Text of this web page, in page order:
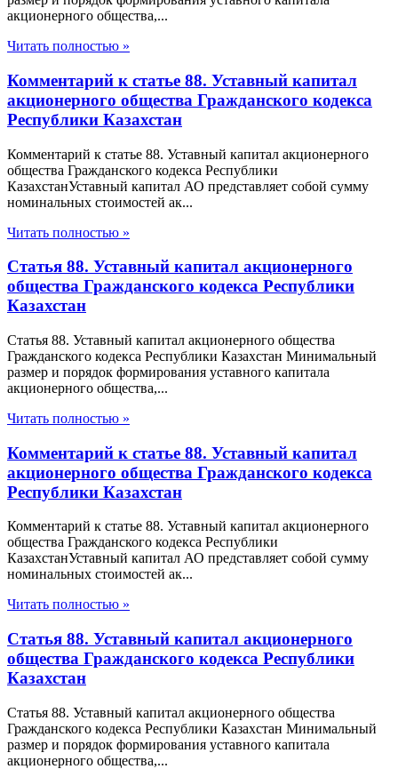
акционерного общества,...
Читать полностью »
Комментарий к статье 88. Уставный капитал
акционерного общества Гражданского кодекса
Республики Казахстан
Комментарий к статье 88. Уставный капитал акционерного
общества Гражданского кодекса Республики
КазахстанУставный капитал АО представляет собой сумму
номинальных стоимостей ак...
Читать полностью »
Статья 88. Уставный капитал акционерного
общества Гражданского кодекса Республики
Казахстан
Статья 88. Уставный капитал акционерного общества
Гражданского кодекса Республики Казахстан Минимальный
размер и порядок формирования уставного капитала
акционерного общества,...
Читать полностью »
Комментарий к статье 88. Уставный капитал
акционерного общества Гражданского кодекса
Республики Казахстан
Комментарий к статье 88. Уставный капитал акционерного
общества Гражданского кодекса Республики
КазахстанУставный капитал АО представляет собой сумму
номинальных стоимостей ак...
Читать полностью »
Статья 88. Уставный капитал акционерного
общества Гражданского кодекса Республики
Казахстан
Статья 88. Уставный капитал акционерного общества
Гражданского кодекса Республики Казахстан Минимальный
размер и порядок формирования уставного капитала
акционерного общества,...